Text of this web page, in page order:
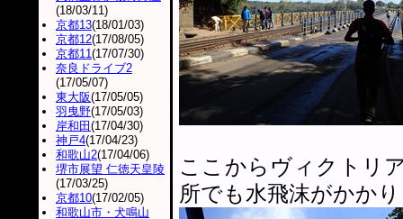
ここからヴィクトリ
所でも水飛沫がかか
(18/03/11)
京都13(18/01/03)
京都12(17/08/05)
京都11(17/07/30)
奈良ドライブ2
(17/05/07)
東大阪(17/05/05)
羽曳野(17/05/03)
岸和田 (17/04/30)
神戸4(17/04/23)
和歌山2(17/04/06)
堺市展望 仁徳天皇陵
(17/03/25)
京都10(17/02/05)
和歌山市・犬鳴山